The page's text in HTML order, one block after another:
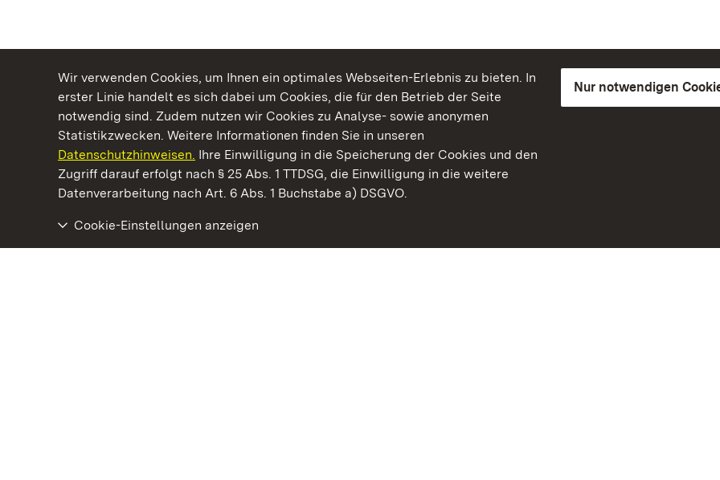
Wir verwenden Cookies, um Ihnen ein optimales Webseiten-Erlebnis zu bieten. In
erster Linie handelt es sich dabei um Cookies, die für den Betrieb der Seite
notwendig sind. Zudem nutzen wir Cookies zu Analyse- sowie anonymen
Statistikzwecken. Weitere Informationen finden Sie in unseren
Datenschutzhinweisen. Ihre Einwilligung in die Speicherung der Cookies und den
Zugriff darauf erfolgt nach § 25 Abs. 1 TTDSG, die Einwilligung in die weitere
Datenverarbeitung nach Art. 6 Abs. 1 Buchstabe a) DSGVO.
Nur notwendigen
Cookie-Einstellungen anzeigen
Kommen. Staunen. Genießen.